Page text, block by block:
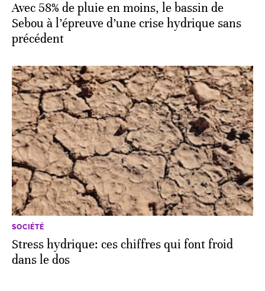
Avec 58% de pluie en moins, le bassin de
Sebou à l’épreuve d’une crise hydrique sans
précédent
SOCIÉTÉ
Stress hydrique: ces chiffres qui font froid
dans le dos